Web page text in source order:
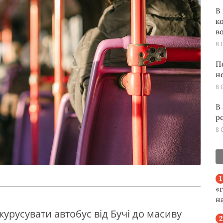
автобус від Бучі до масиву
В
8
8
В
8